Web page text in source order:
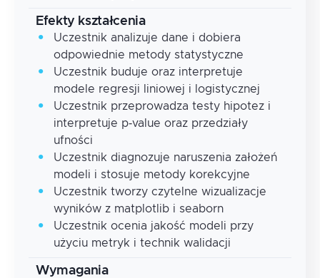
Efekty kształcenia
Uczestnik analizuje dane i dobiera
odpowiednie metody statystyczne
Uczestnik buduje oraz interpretuje
modele regresji liniowej i logistycznej
Uczestnik przeprowadza testy hipotez i
interpretuje p‑value oraz przedziały
ufności
Uczestnik diagnozuje naruszenia założeń
modeli i stosuje metody korekcyjne
Uczestnik tworzy czytelne wizualizacje
wyników z matplotlib i seaborn
Uczestnik ocenia jakość modeli przy
użyciu metryk i technik walidacji
Wymagania